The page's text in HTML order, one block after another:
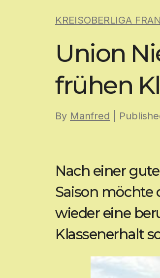
KREISOBERLIGA
Union
frühen
By Manfred |
Nach einer
Saison möchte
wieder eine
Klassenerhalt